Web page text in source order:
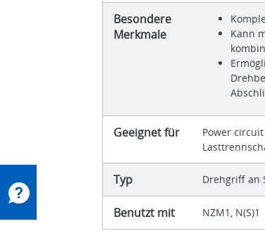
Besondere
Merkmale
Kann
Geeignet für
Power
Typ Drehgriff an
Benutzt mit NZM1, N(S)1